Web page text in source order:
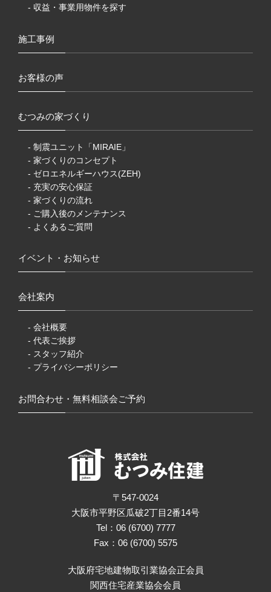
- 収益・事業用物件を探す
施工事例
お客様の声
むつみの家づくり
- 制震ユニット「MIRAIE」
- 家づくりのコンセプト
- ゼロエネルギーハウス(ZEH)
- 充実の安心保証
- 家づくりの流れ
- ご購入後のメンテナンス
- よくあるご質問
イベント・お知らせ
会社案内
- 会社概要
- 代表ご挨拶
- スタッフ紹介
- プライバシーポリシー
お問合わせ・無料相談会ご予約
〒547-0024
大阪市平野区瓜破2丁目2番14号
Tel：06 (6700) 7777
Fax：06 (6700) 5575
大阪府宅地建物取引業協会正会員
関西住宅産業協会会員